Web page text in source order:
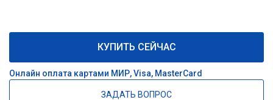
КУПИТЬ СЕЙЧАС
Онлайн оплата картами МИР, Visa, MasterCard
ЗАДАТЬ ВОПРОС